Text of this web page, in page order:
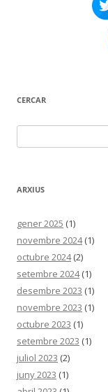
CERCAR
ARXIUS
gener 2025 (1)
novembre 2024(1)
octubre 2024(2)
setembre 2024(1)
desembre 2023 (1)
novembre 2023 (1)
octubre 2023 (1)
setembre 2023 (1)
juliol 2023 (2)
juny 2023 (1)